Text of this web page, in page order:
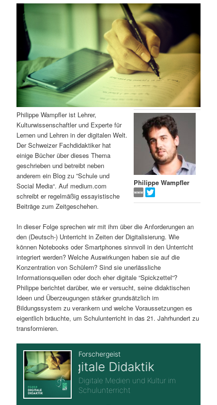
ä
e
n
n
h
a
l
t
s
p
r
i
n
g
e
n
n
ä
r
n
I
n
h
a
l
t
s
p
r
i
n
g
e
n
t
i
o
Philippe Wampfler
Philippe Wampfler ist Lehrer,
Kulturwissenschaftler und Experte für
Lernen und Lehren in der digitalen Welt.
Der Schweizer Fachdidaktiker hat
einige Bücher über dieses Thema
geschrieben und betreibt neben
anderem ein Blog zu ”Schule und
Social Media“. Auf medium.com
schreibt er regelmäßig essayistische
Beiträge zum Zeitgeschehen.
In dieser Folge sprechen wir mit ihm über die Anforderungen an
den (Deutsch-) Unterricht in Zeiten der Digitalisierung. Wie
können Notebooks oder Smartphones sinnvoll in den Unterricht
integriert werden? Welche Auswirkungen haben sie auf die
Konzentration von Schülern? Sind sie unerlässliche
Informationsquellen oder doch eher digitale “Spickzettel“?
Philippe berichtet darüber, wie er versucht, seine didaktischen
Ideen und Überzeugungen stärker grundsätzlich im
Bildungssystem zu verankern und welche Voraussetzungen es
eigentlich bräuchte, um Schulunterricht in das 21. Jahrhundert zu
transformieren.